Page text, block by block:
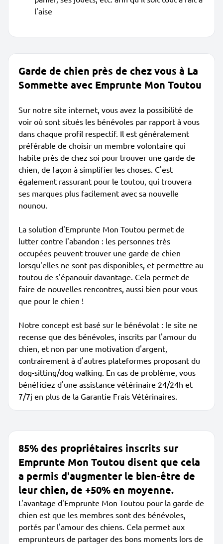
l'aise
Garde de chien près de chez vous à La
Sommette avec Emprunte Mon Toutou
Sur notre site internet, vous avez la possibilité de
voir où sont situés les bénévoles par rapport à vous
dans chaque profil respectif. Il est généralement
préférable de choisir un membre volontaire qui
habite près de chez soi pour trouver une garde de
chien, de façon à simplifier les choses. C'est
également rassurant pour le toutou, qui trouvera
ses marques plus facilement avec sa nouvelle
nounou.
La solution d'Emprunte Mon Toutou permet de
lutter contre l'abandon : les personnes très
occupées peuvent trouver une garde de chien
lorsqu'elles ne sont pas disponibles, et permettre au
toutou de s'épanouir davantage. Cela permet de
faire de nouvelles rencontres, aussi bien pour vous
que pour le chien !
Notre concept est basé sur le bénévolat : le site ne
recense que des bénévoles, inscrits par l'amour du
chien, et non par une motivation d'argent,
contrairement à d'autres plateformes proposant du
dog-sitting/dog walking. En cas de problème, vous
bénéficiez d'une assistance vétérinaire 24/24h et
7/7j en plus de la Garantie Frais Vétérinaires.
85% des propriétaires inscrits sur
Emprunte Mon Toutou disent que cela
a permis d'augmenter le bien-être de
leur chien, de +50% en moyenne.
L'avantage d'Emprunte Mon Toutou pour la garde de
chien est que les membres sont des bénévoles,
portés par l'amour des chiens. Cela permet aux
emprunteurs de partager des bons moments lors de